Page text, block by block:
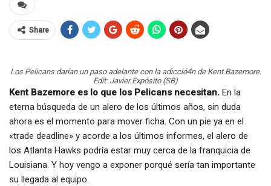
Share
Los Pelicans darían un paso adelante con la adicció4n de Kent Bazemore.
Edit: Javier Expósito (SB)
Kent Bazemore es lo que los Pelicans necesitan. En la
eterna búsqueda de un alero de los últimos años, sin duda
ahora es el momento para mover ficha. Con un pie ya en el
«trade deadline» y acorde a los últimos informes, el alero de
los Atlanta Hawks podría estar muy cerca de la franquicia de
Louisiana. Y hoy vengo a exponer porqué sería tan importante
su llegada al equipo.